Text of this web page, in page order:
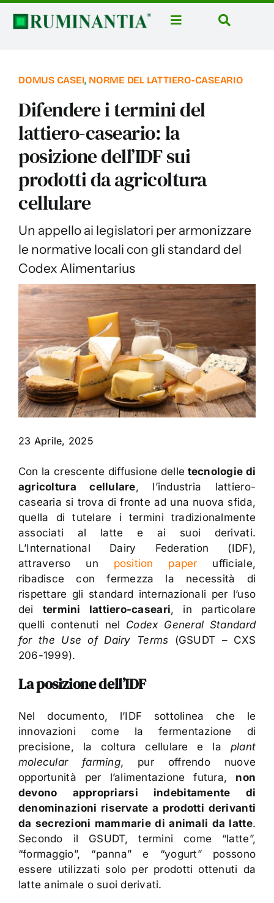
Salta
Toggle
Aziende
Corsi
Libri
Eventi
Ruminantia Mese
Contatti
Toggle
DOMUS CASEI, NORME DEL LATTIERO-CASEARIO
Difendere i termini del
lattiero-caseario: la
posizione dell’IDF sui
prodotti da agricoltura
cellulare
Un appello ai legislatori per armonizzare
le normative locali con gli standard del
Codex Alimentarius
23 Aprile, 2025
Con la crescente diffusione delle tecnologie di
agricoltura cellulare, l’industria lattiero-
casearia si trova di fronte ad una nuova sfida,
quella di tutelare i termini tradizionalmente
associati al latte e ai suoi derivati.
L’International Dairy Federation (IDF),
attraverso un position paper ufficiale,
ribadisce con fermezza la necessità di
rispettare gli standard internazionali per l’uso
dei termini lattiero-caseari, in particolare
quelli contenuti nel Codex General Standard
for the Use of Dairy Terms (GSUDT – CXS
206-1999).
La posizione dell’IDF
Nel documento, l’IDF sottolinea che le
innovazioni come la fermentazione di
precisione, la coltura cellulare e la plant
molecular farming, pur offrendo nuove
opportunità per l’alimentazione futura, non
devono appropriarsi indebitamente di
denominazioni riservate a prodotti derivanti
da secrezioni mammarie di animali da latte.
Secondo il GSUDT, termini come “latte”,
“formaggio”, “panna” e “yogurt” possono
essere utilizzati solo per prodotti ottenuti da
latte animale o suoi derivati.